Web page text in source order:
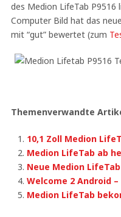
des Medion LifeTab
Computer Bild hat das
mit “gut” bewertet (zum
Themenverwandte
10,1 Zoll Medion
Medion LifeTab ab
Neue Medion
Welcome 2 Android
Medion LifeTab